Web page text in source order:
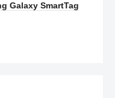
Galaxy SmartTag